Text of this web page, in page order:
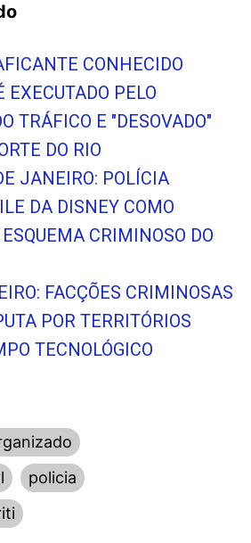
CONHECIDO
EXECUTADO PELO
TRÁFICO E "DESOVADO"
DO RIO
JANEIRO: POLÍCIA
DA DISNEY COMO
CRIMINOSO DO
FACÇÕES CRIMINOSAS
POR TERRITÓRIOS
TECNOLÓGICO
policia